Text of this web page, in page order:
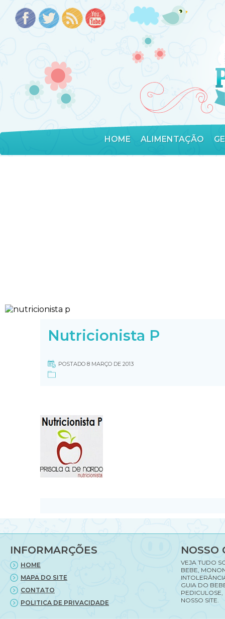
HOME ALIMENTAÇÃO
Nutricionista P
POSTADO 8 MARÇO DE 2013
INFORMARÇÕES
HOME
MAPA DO SITE
CONTATO
POLITICA DE PRIVACIDADE
NOSSO
VEJA TUDO
BEBE,
GUIA DO
PEDICULOSE,
NOSSO SITE.